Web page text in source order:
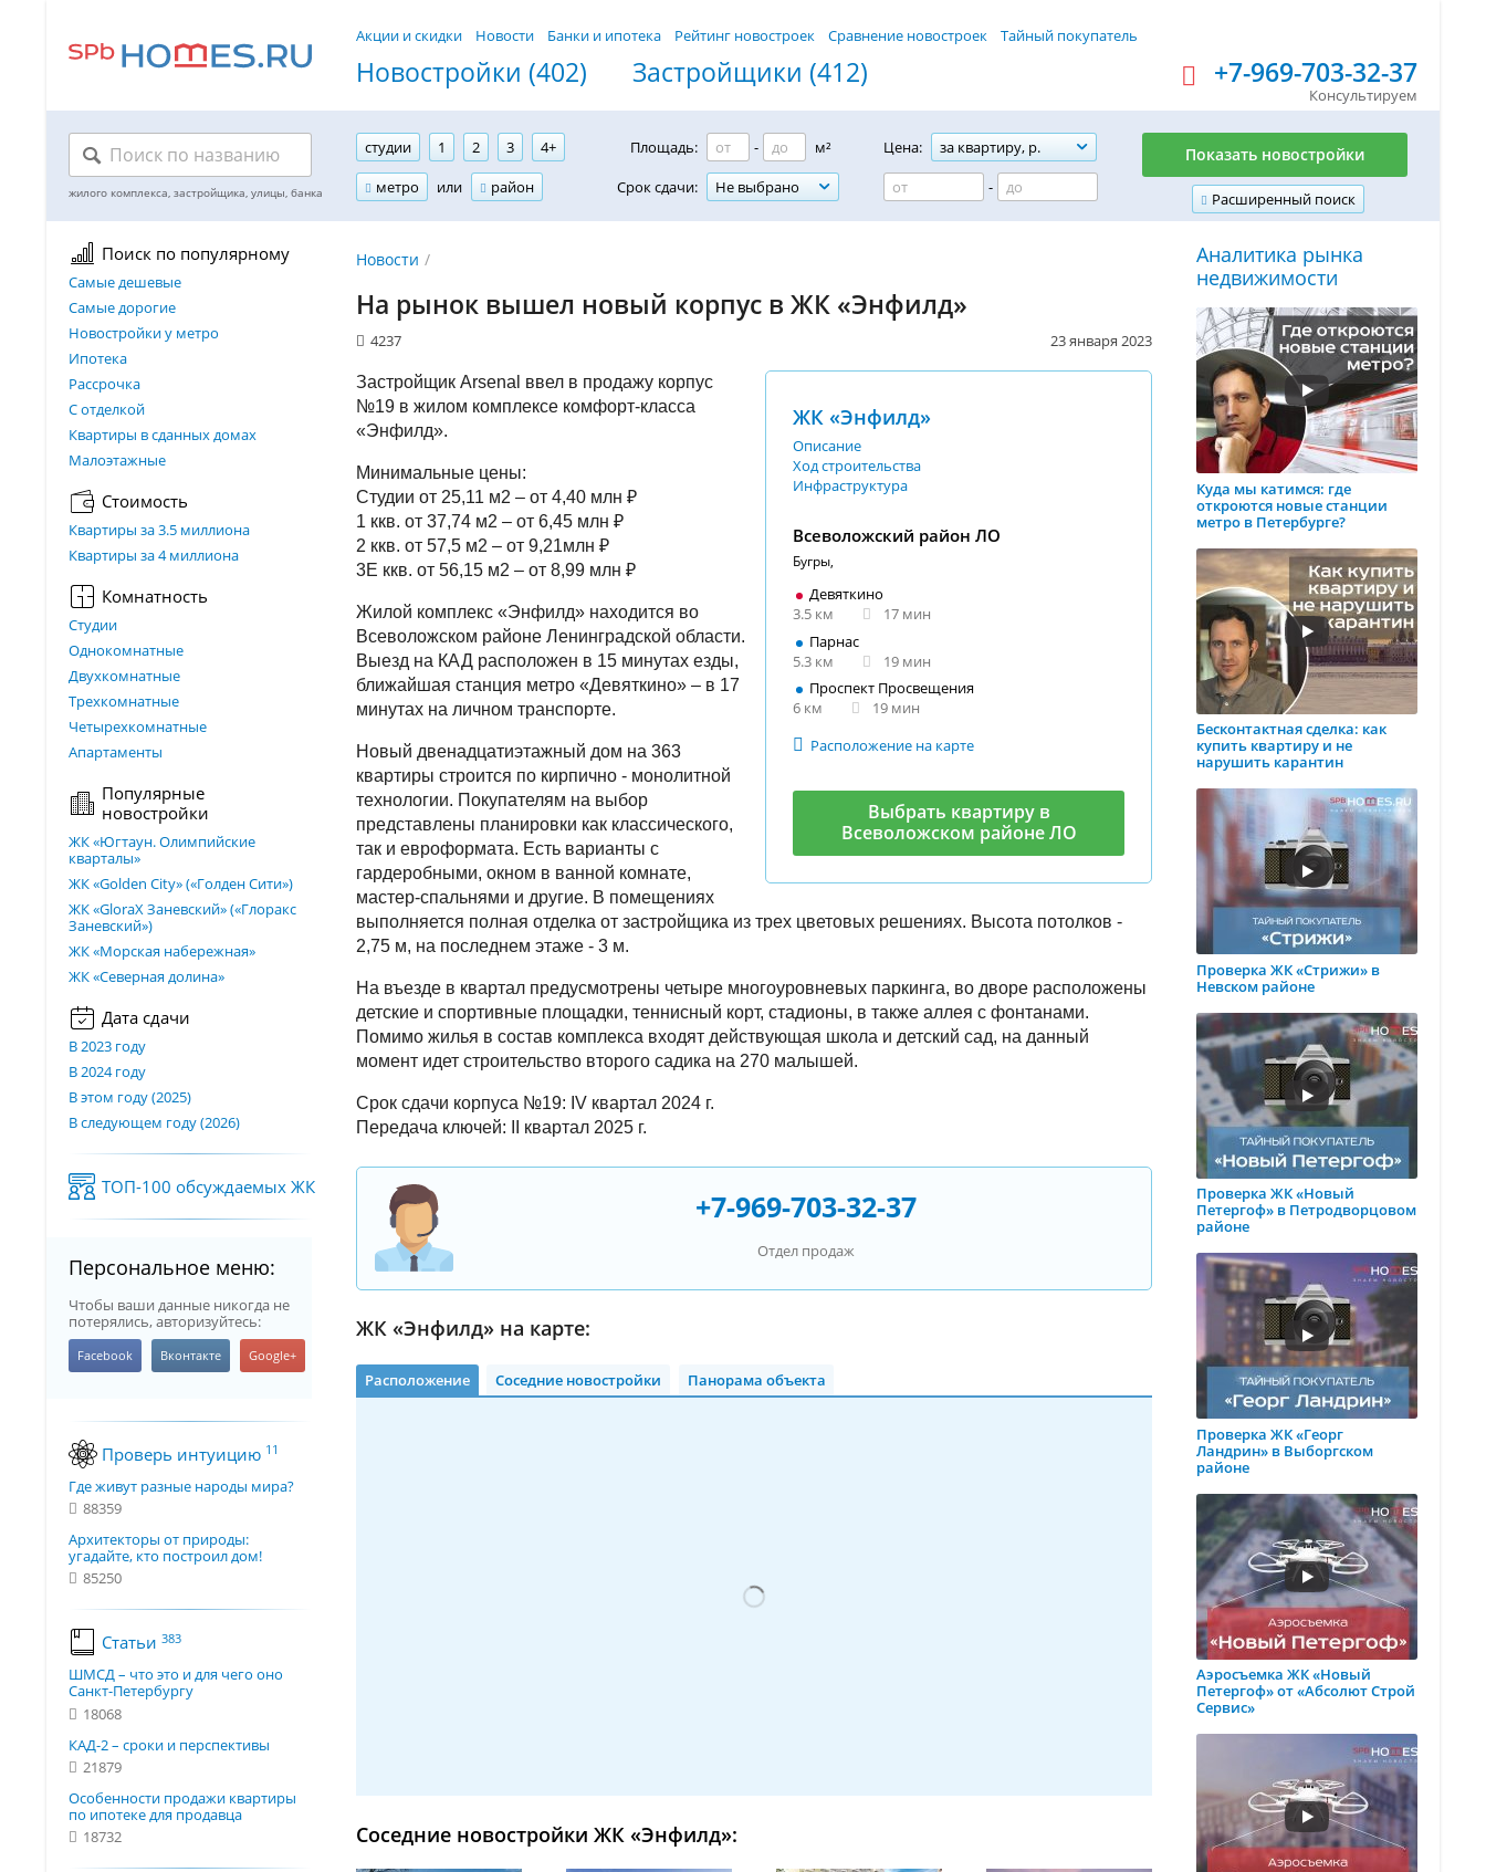
Акции и скидки Новости Банки и ипотека Рейтинг новостроек Сравнение новостроек Тайный покупатель
Новостройки (402) Застройщики (412) +7-969-703-32-37
Консультируем
студии 1 2 3
4+
метро
или район
Площадь: -
м²
Срок сдачи:
Не выбрано
Цена:
за квартиру, р.
-
Расширенный поиск
Показать новостройки
Поиск по популярному
Самые дешевые
Самые дорогие
Новостройки у метро
Ипотека
Рассрочка
С отделкой
Квартиры в сданных домах
Малоэтажные
Стоимость
Квартиры за 3.5 миллиона
Квартиры за 4 миллиона
Комнатность
Студии
Однокомнатные
Двухкомнатные
Трехкомнатные
Четырехкомнатные
Апартаменты
Популярные
новостройки
ЖК «Югтаун. Олимпийские
кварталы»
ЖК «Golden City» («Голден Сити»)
ЖК «GloraX Заневский»​ («Глоракс
Заневский»)
ЖК «Морская набережная»
ЖК «Северная долина»
Дата сдачи
В 2023 году
В 2024 году
В этом году (2025)
В следующем году (2026)
ТОП-100 обсуждаемых ЖК
Персональное меню:
Чтобы ваши данные никогда не
потерялись, авторизуйтесь:
Проверь интуицию 11
Где живут разные народы мира?
88359
Архитекторы от природы:
угадайте, кто построил дом!
85250
Статьи 383
ШМСД – что это и для чего оно
Санкт-Петербургу
18068
КАД-2 – сроки и перспективы
21879
Особенности продажи квартиры
по ипотеке для продавца
18732
Новости
На рынок вышел новый корпус в ЖК «Энфилд»
23 января 2023
4237
ЖК «Энфилд»
Описание
Ход строительства
Инфраструктура
Всеволожский район ЛО
Бугры,
Девяткино
3.5 км
17 мин
Парнас
5.3 км
19 мин
Проспект Просвещения
6 км
19 мин
Расположение на карте
Выбрать квартиру в
Всеволожском районе ЛО
Застройщик Arsenal ввел в продажу корпус
№19 в жилом комплексе комфорт-класса
«Энфилд».
Минимальные цены:
Студии от 25,11 м2 – от 4,40 млн ₽
1 ккв. от 37,74 м2 – от 6,45 млн ₽
2 ккв. от 57,5 м2 – от 9,21млн ₽
3Е ккв. от 56,15 м2 – от 8,99 млн ₽
Жилой комплекс «Энфилд» находится во
Всеволожском районе Ленинградской области.
Выезд на КАД расположен в 15 минутах езды,
ближайшая станция метро «Девяткино» – в 17
минутах на личном транспорте.
Новый двенадцатиэтажный дом на 363
квартиры строится по кирпично - монолитной
технологии. Покупателям на выбор
представлены планировки как классического,
так и евроформата. Есть варианты с
гардеробными, окном в ванной комнате,
мастер-спальнями и другие. В помещениях
выполняется полная отделка от застройщика из трех цветовых решениях. Высота потолков -
2,75 м, на последнем этаже - 3 м.
На въезде в квартал предусмотрены четыре многоуровневых паркинга, во дворе расположены
детские и спортивные площадки, теннисный корт, стадионы, в также аллея с фонтанами.
Помимо жилья в состав комплекса входят действующая школа и детский сад, на данный
момент идет строительство второго садика на 270 малышей.
Cрок сдачи корпуса №19: IV квартал 2024 г.
Передача ключей: II квартал 2025 г.
+7-969-703-32-37
Отдел продаж
ЖК «Энфилд» на карте:
Расположение Соседние новостройки Панорама объекта
Соседние новостройки ЖК «Энфилд»:
Аналитика рынка
недвижимости
Куда мы катимся: где
откроются новые станции
метро в Петербурге?
Бесконтактная сделка: как
купить квартиру и не
нарушить карантин
Проверка ЖК «Стрижи» в
Невском районе
Проверка ЖК «Новый
Петергоф» в Петродворцовом
районе
Проверка ЖК «Георг
Ландрин» в Выборгском
районе
Аэросъемка ЖК «Новый
Петергоф» от «Абсолют Строй
Сервис»